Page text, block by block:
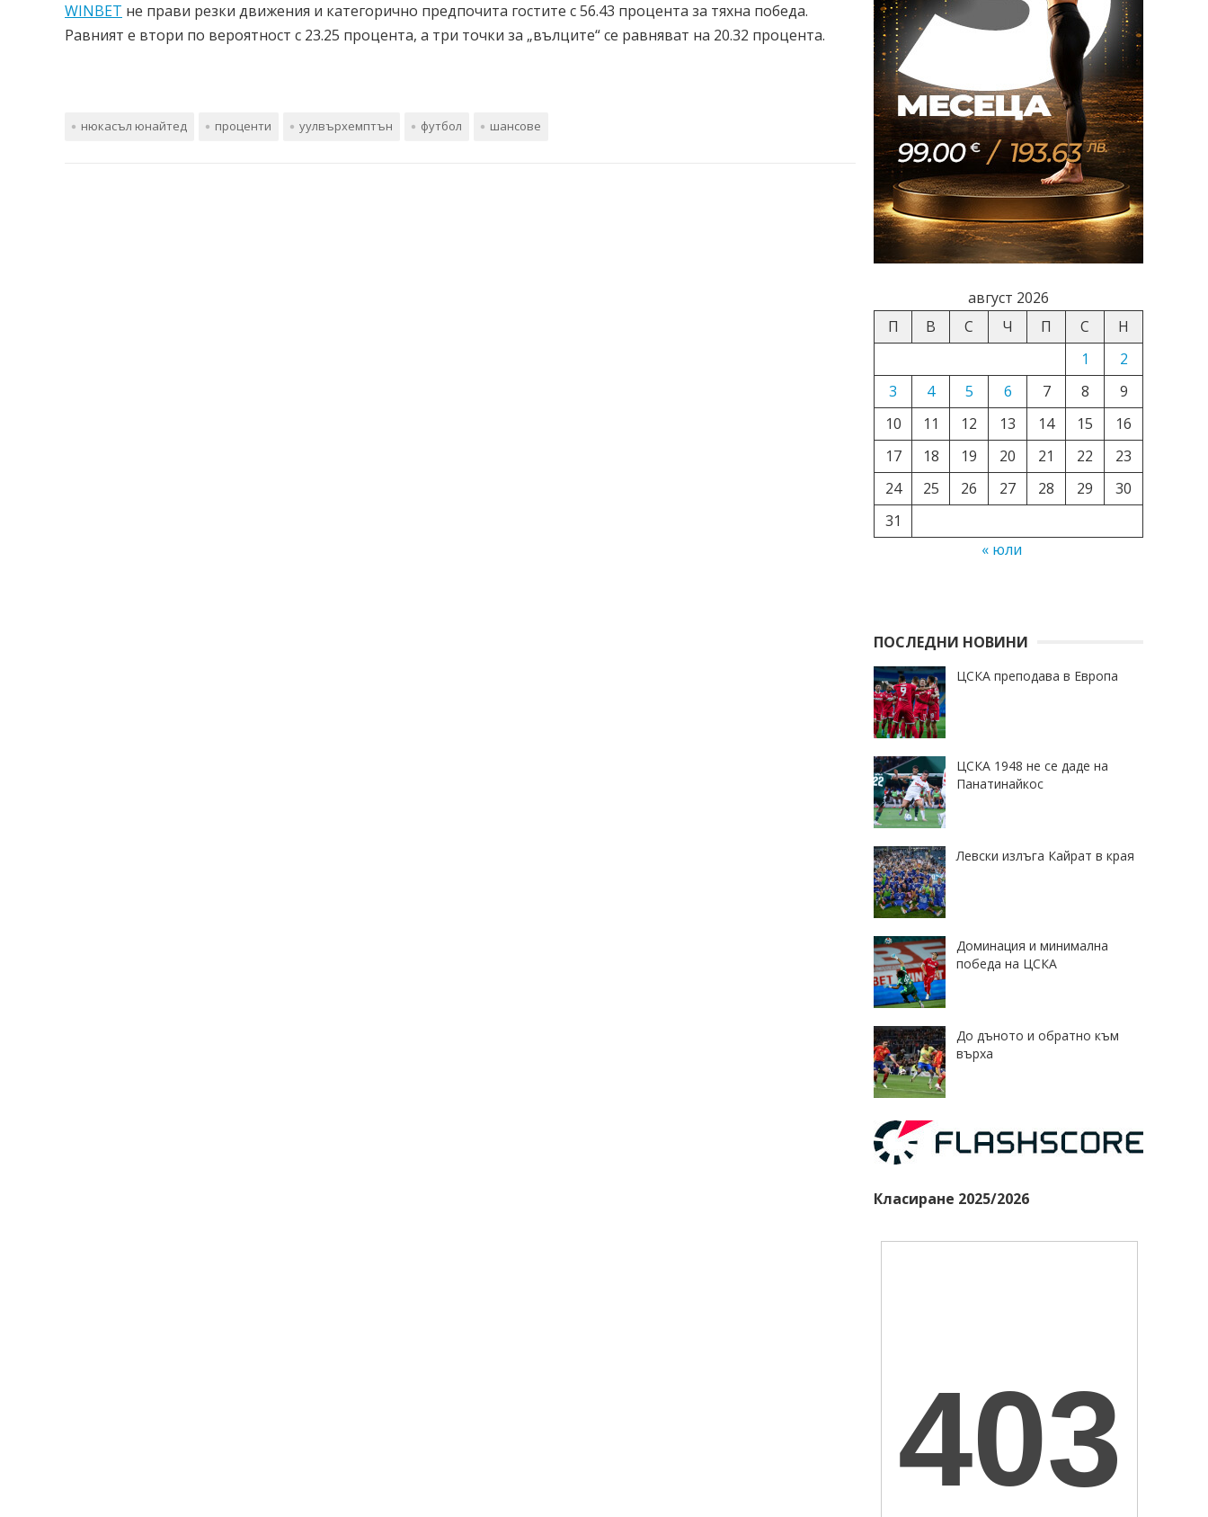
WINBET не прави резки движения и категорично предпочита гостите с 56.43 процента за тяхна победа.
Равният е втори по вероятност с 23.25 процента, а три точки за „вълците“ се равняват на 20.32 процента.
нюкасъл юнайтед проценти уулвърхемптън футбол шансове
август 2026
П
В С Ч П С
Н
1
2
3
4 5 6 7 8
9
10
11 12 13 14 15
16
17
18 19 20 21 22
23
24
25 26 27 28 29
30
31
« юли
ПОСЛЕДНИ НОВИНИ
ЦСКА преподава в Европа
ЦСКА 1948 не се даде на
Панатинайкос
Левски излъга Кайрат в края
Доминация и минимална
победа на ЦСКА
До дъното и обратно към
върха
Класиране 2025/2026